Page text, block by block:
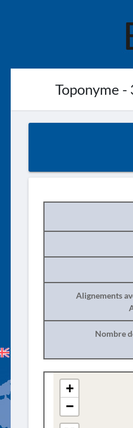
Toponyme
Alignements
Nombre
+
−